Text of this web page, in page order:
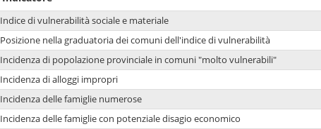
Indice di vulnerabilità sociale e materiale
Posizione nella graduatoria dei comuni dell'indice di vulnerabilità
Incidenza di popolazione provinciale in comuni "molto vulnerabili"
Incidenza di alloggi impropri
Incidenza delle famiglie numerose
Incidenza delle famiglie con potenziale disagio economico